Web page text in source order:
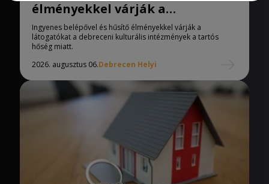
élményekkel várják a
látogatókat a debreceni
kulturális intézmények
Ingyenes belépővel és hűsítő élményekkel várják a
látogatókat a debreceni kulturális intézmények a tartós
hőség miatt.
2026. augusztus 06.Debrecen Helyi